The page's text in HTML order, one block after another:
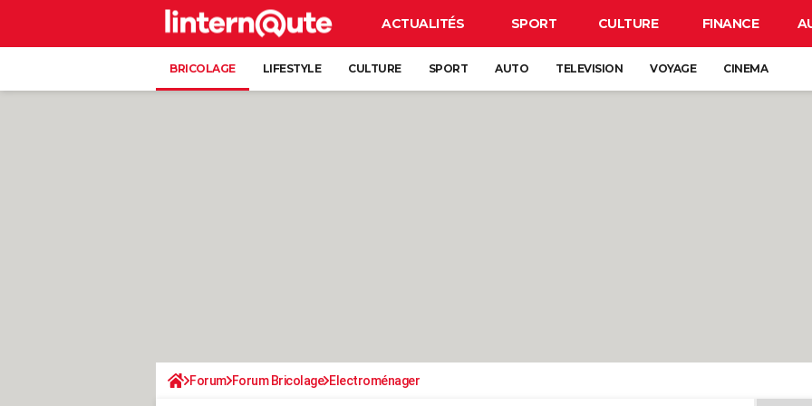
ACTUALITÉS SPORT CULTURE FINANCE
BRICOLAGE LIFESTYLE CULTURE SPORT AUTO TELEVISION VOYAGE CINEMA
Forum Forum Bricolage Electroménager